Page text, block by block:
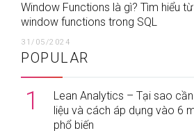
Window Functions là gì? Tìm hiểu
window functions trong SQL
31/05/2024
POPULAR
1
Lean Analytics – Tại sao
liệu và cách áp dụng vào 6
phổ biến